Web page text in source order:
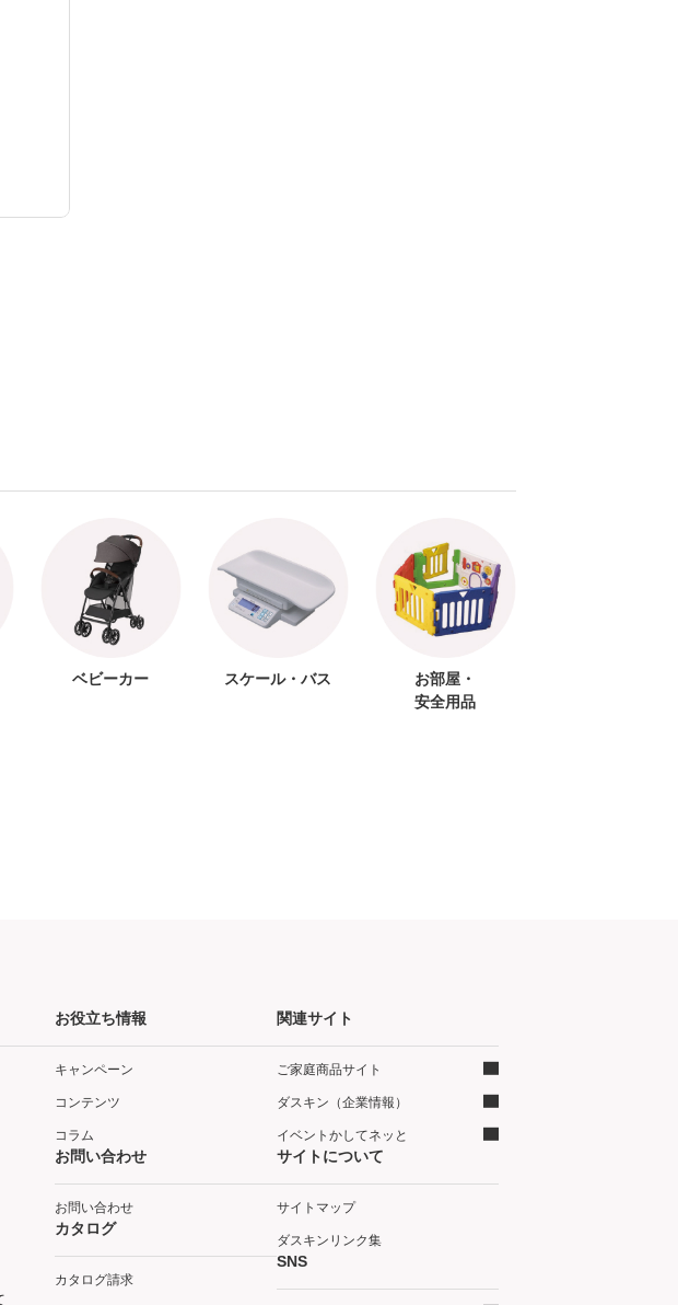
ベビーカー スケール・バス
お部屋・
安全用品
お役立ち情報
キャンペーン
コンテンツ
コラム
お問い合わせ
お問い合わせ
カタログ
カタログ請求
関連サイト
ご家庭商品サイト
ダスキン（企業情報）
イベントかしてネッと
サイトについて
サイトマップ
ダスキンリンク集
SNS